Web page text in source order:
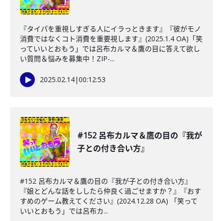
『タイパを重視しすぎる人にイラっときます』『彼がモノ
消費ではなくコト消費を重要視します』(2025.1.4 OA)「笑
っていいとおもう」では呂布カルマ＆鷹の目に答えて欲し
い質問＆悩みを募集中！ZIP-...
2025.02.14|00:12:53
#152 呂布カルマ＆鷹の目の『我が
子との付き合い方』
#152 呂布カルマ＆鷹の目の『我が子との付き合い方』
『娘とどんな話をししたら仲良く過ごせますか？』『おす
すめのゲーム教えてください』(2024.12.28 OA) 「笑って
いいとおもう」では呂布カ...